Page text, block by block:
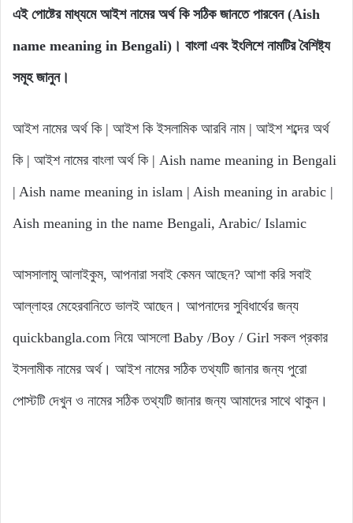
এই পোষ্টের মাধ্যমে আইশ নামের অর্থ কি সঠিক জানতে পারবেন (Aish
name meaning in Bengali)। বাংলা এবং ইংলিশে নামটির বৈশিষ্ট্য
সমূহ জানুন।
আইশ নামের অর্থ কি | আইশ কি ইসলামিক আরবি নাম | আইশ শব্দের অর্থ
কি | আইশ নামের বাংলা অর্থ কি | Aish name meaning in Bengali
| Aish name meaning in islam | Aish meaning in arabic |
Aish meaning in the name Bengali, Arabic/ Islamic
আসসালামু আলাইকুম, আপনারা সবাই কেমন আছেন? আশা করি সবাই
আল্লাহর মেহেরবানিতে ভালই আছেন। আপনাদের সুবিধার্থের জন্য
quickbangla.com নিয়ে আসলো Baby /Boy / Girl সকল প্রকার
ইসলামীক নামের অর্থ। আইশ নামের সঠিক তথ্যটি জানার জন্য পুরো
পোস্টটি দেখুন ও নামের সঠিক তথ্যটি জানার জন্য আমাদের সাথে থাকুন।